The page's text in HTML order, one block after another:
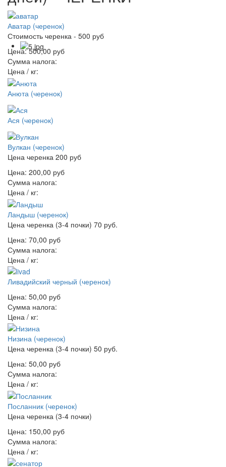
Аватар (черенок)
Стоимость черенка - 500 руб
Цена:500,00 руб
Сумма налога:
Цена / кг:
Анюта (черенок)
Ася (черенок)
Вулкан (черенок)
Цена черенка 200 руб
Цена: 200,00 руб
Сумма налога:
Цена / кг:
Ландыш (черенок)
Цена черенка (3-4 почки) 70 руб.
Цена: 70,00 руб
Сумма налога:
Цена / кг:
Ливадийский черный (черенок)
Цена: 50,00 руб
Сумма налога:
Цена / кг:
Низина (черенок)
Цена черенка (3-4 почки) 50 руб.
Цена: 50,00 руб
Сумма налога:
Цена / кг:
Посланник (черенок)
Цена черенка (3-4 почки)
Цена: 150,00 руб
Сумма налога:
Цена / кг: